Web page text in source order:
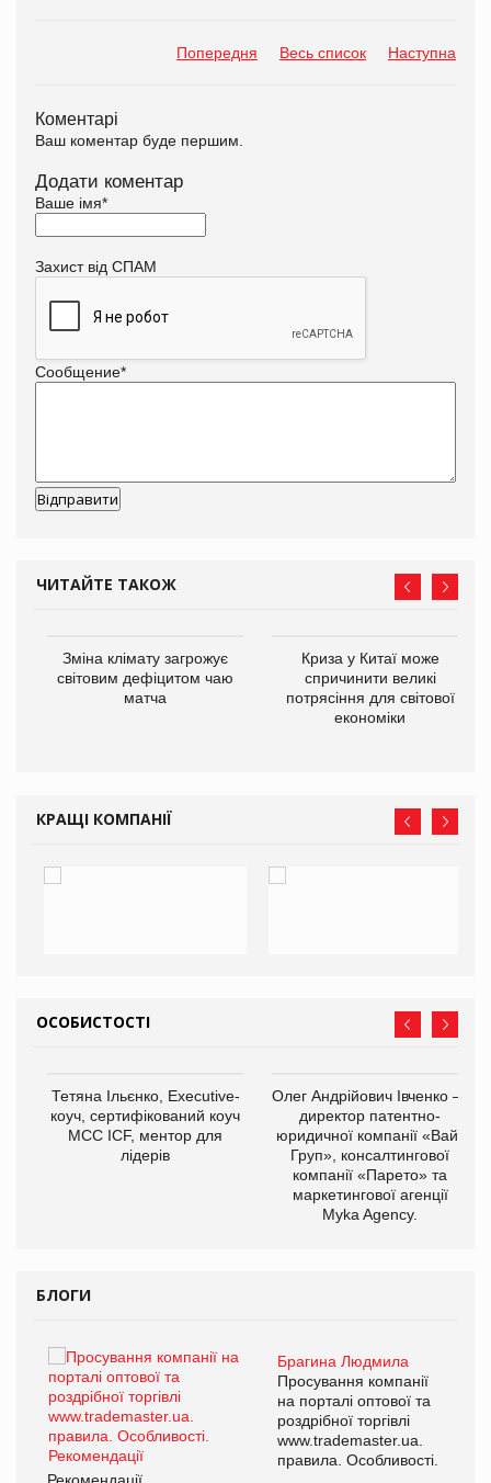
Попередня Весь список Наступна
Коментарі
Ваш коментар буде першим.
Додати коментар
Ваше імя*
Захист від СПАМ
Сообщение*
ЧИТАЙТЕ ТАКОЖ
Зміна клімату загрожує
світовим дефіцитом чаю
матча
Криза у Китаї може
спричинити великі
потрясіння для світової
економіки
КРАЩІ КОМПАНІЇ
ОСОБИСТОСТІ
Тетяна Ільєнко, Executive-
коуч, сертифікований коуч
МСС ICF, ментор для
лідерів
Олег Андрійович Івченко —
директор патентно-
юридичної компанії «Вайз
Груп», консалтингової
компанії «Парето» та
маркетингової агенції
Myka Agency.
БЛОГИ
Брагина Людмила
Просування компанії
на порталі оптової та
роздрібної торгівлі
www.trademaster.ua.
правила. Особливості.
Рекомендації